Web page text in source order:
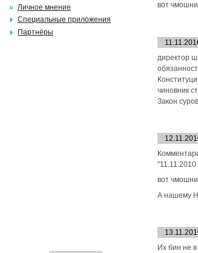
вот
директор
чиновник
Закон
вот
А нашему
Их бин не
Личное мнение
Специальные приложения
Партнёры